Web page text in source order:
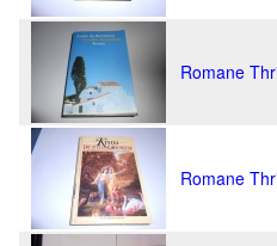
Romane
Romane